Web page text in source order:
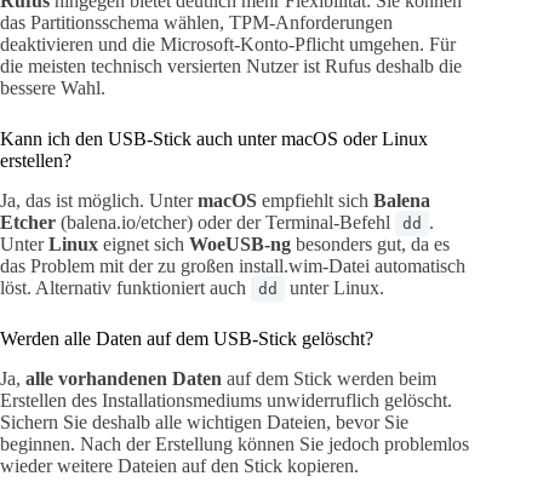
das Partitionsschema wählen, TPM-Anforderungen
deaktivieren und die Microsoft-Konto-Pflicht umgehen. Für
die meisten technisch versierten Nutzer ist Rufus deshalb die
bessere Wahl.
Kann ich den USB-Stick auch unter macOS oder Linux
erstellen?
Ja, das ist möglich. UntermacOS empfiehlt sich Balena
Etcher (balena.io/etcher) oder der Terminal-Befehl dd .
UnterLinux eignet sich WoeUSB-ng besonders gut, da es
das Problem mit der zu großen install.wim-Datei automatisch
löst. Alternativ funktioniert auch
dd unter Linux.
Werden alle Daten auf dem USB-Stick gelöscht?
Ja, alle vorhandenen Daten auf dem Stick werden beim
Erstellen des Installationsmediums unwiderruflich gelöscht.
Sichern Sie deshalb alle wichtigen Dateien, bevor Sie
beginnen. Nach der Erstellung können Sie jedoch problemlos
wieder weitere Dateien auf den Stick kopieren.